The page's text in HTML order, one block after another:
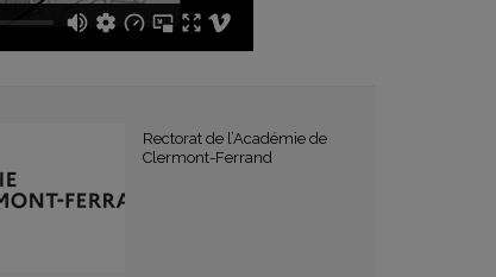
Rectorat de l’Académie de
Clermont-Ferrand